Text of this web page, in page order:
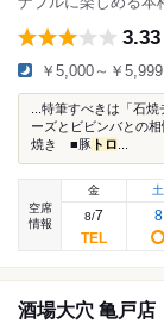
3.33
￥5,000～￥5,999
...特筆すべきは「石
ーズとビビンバとの
焼き ■豚 トロ
空席
情報
金
8/7
土
8
酒場大穴 亀戸店